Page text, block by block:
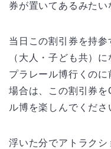
券が置いてあるみたい
当日この割引券を持
（大人・子ども共）に
プラレール博行くの
場合は、この割引券
ル博を楽しんでくださ
浮いた分でアトラク